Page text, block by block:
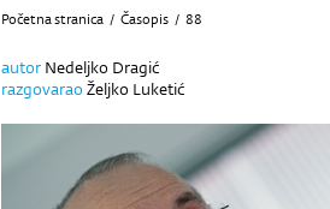
Početna stranica / Časopis / 88
autor Nedeljko Dragić
razgovarao Željko Luketić